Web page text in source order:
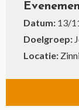
Datum: 13/
Doelgroep:
Locatie: